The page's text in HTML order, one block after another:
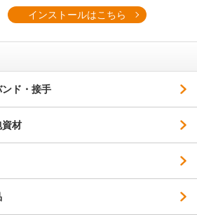
インストールはこちら
ド・接手
資材